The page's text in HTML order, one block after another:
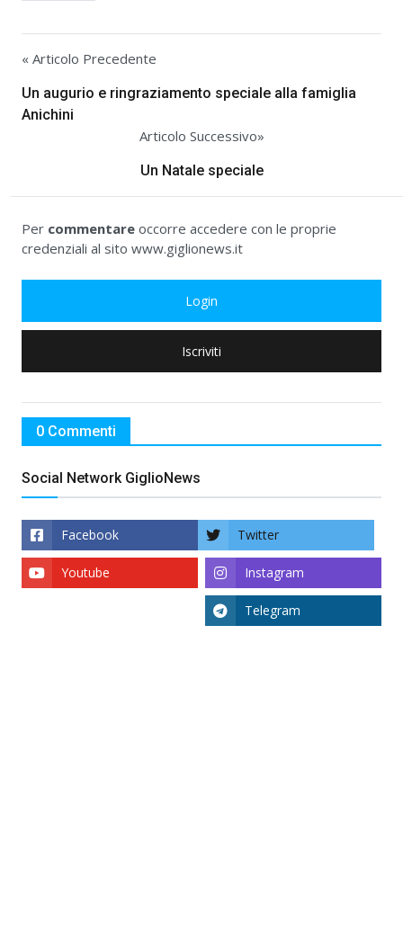
« Articolo Precedente
Un augurio e ringraziamento speciale alla famiglia
Anichini
Articolo Successivo»
Un Natale speciale
Per commentare occorre accedere con le proprie
credenziali al sito www.giglionews.it
Login
Iscriviti
0 Commenti
Social Network GiglioNews
Facebook Twitter
Instagram
Youtube
Telegram